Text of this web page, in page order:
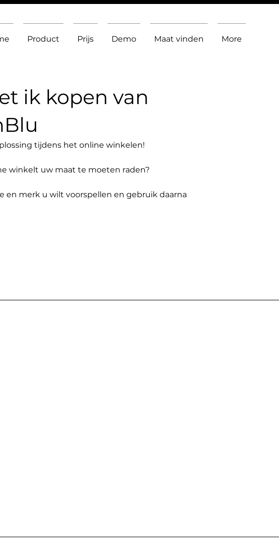
Product Prijs Demo Maat vinden More
ik kopen van
tijdens het online winkelen!
winkelt uw maat te moeten raden?
en merk u wilt voorspellen en gebruik daarna